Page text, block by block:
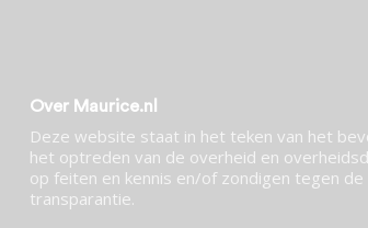
Over Maurice.nl
Deze website staat in het teken van het
het optreden van de overheid en
op feiten en kennis en/of zondigen tegen
transparantie.